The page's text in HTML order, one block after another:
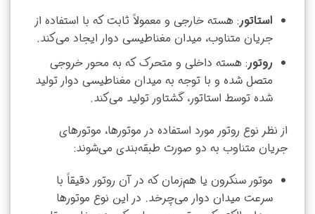
استاتور: هسته خارجی و معمولاً ثابت که با استفاده از
جریان متناوب، میدان مغناطیسی دوار ایجاد می‌کند.
روتور: هسته داخلی و متحرک که به محور خروجی
متصل شده و با توجه به میدان مغناطیسی دوار تولید
شده توسط استاتور، گشتاور تولید می‌کند.
از نظر نوع روتور مورد استفاده در موتورها، موتورهای
جریان متناوب به دو صورت طبقه‌بندی می‌شوند:
موتور سنکرون یا هم‌زمان که در آن روتور دقیقاً با
سرعت میدان دوار می‌چرخد. در این نوع موتورها